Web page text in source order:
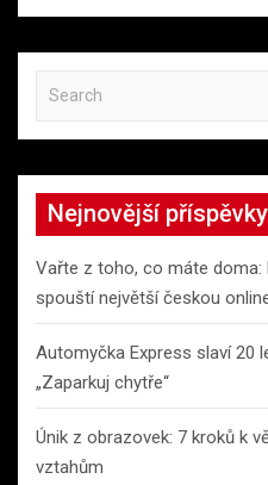
a
r
h
Nejnovější příspěvky
Vařte z toho, co máte doma:
spouští největší českou
Automyčka Express slaví 20
„Zaparkuj chytře“
Únik z obrazovek: 7 kroků k
vztahům